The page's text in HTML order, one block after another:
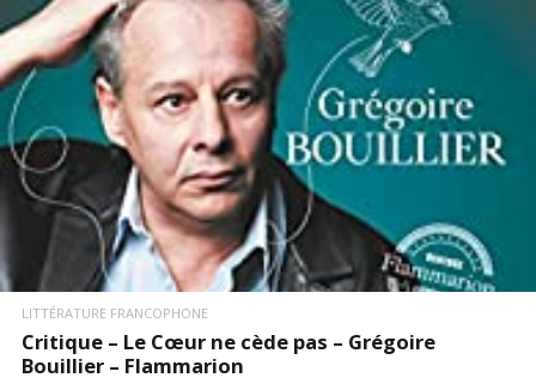
LITTÉRATURE FRANCOPHONE
Critique – Le Cœur ne cède pas – Grégoire
Bouillier – Flammarion